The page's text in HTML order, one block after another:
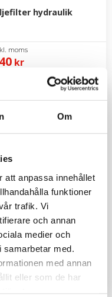
Om
att anpassa innehållet
funktioner
trafik. Vi
och annan
medier och
med.
med annan
eller som de har
hydraulik
kr
Bison
10/11000 - 400tim
400 timmar
kr